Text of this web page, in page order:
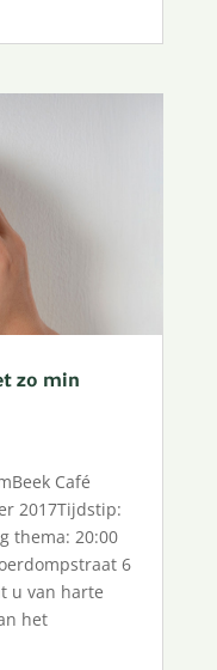
zo min
Café
2017Tijdstip:
thema: 20:00
6
u van harte
het